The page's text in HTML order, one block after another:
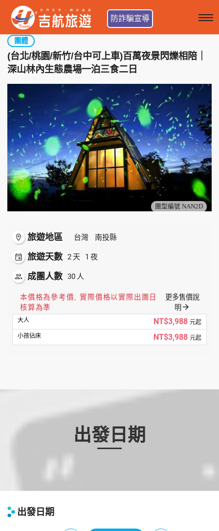
防詐騙宣導
團體
(台北/桃園/新竹/台中可上車)百萬夜景閃爍相陪｜
深山林內生態農場一泊三食二日
團型編號 NAN2D
room 旅遊地區 台灣 南投縣
event 旅遊天數 2 天 1 夜
people 成團人數 30 人
本價格為參考價, 實際價格以實際出團日
核算為準
更多售價說
明 arrow_forward
NT$3,988 元起
NT$3,988 元起
出發日期
出發日期